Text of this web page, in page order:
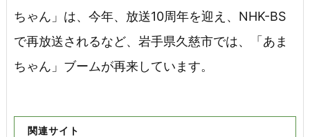
ちゃん」は、今年、放送10周年を迎え、NHK-BS
で再放送されるなど、岩手県久慈市では、「あま
ちゃん」ブームが再来しています。
関連サイト